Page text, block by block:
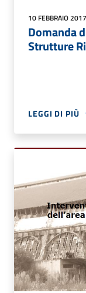
10 FEBBRAIO 2017
Domanda
Strutture
LEGGI DI PIÙ